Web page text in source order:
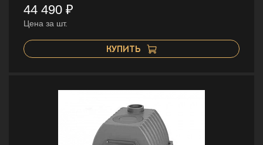
44 490 ₽
Цена за шт.
КУПИТЬ